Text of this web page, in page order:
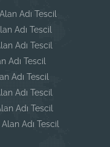
Adı Tescil
Adı Tescil
Adı Tescil
Adı Tescil
Adı Tescil
Adı Tescil
Adı Tescil
Adı Tescil